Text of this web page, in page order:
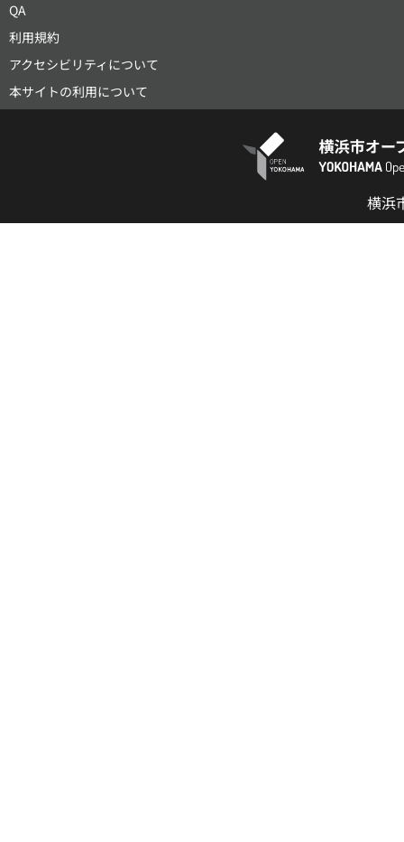
QA
利用規約
アクセシビリティについて
本サイトの利用について
横浜